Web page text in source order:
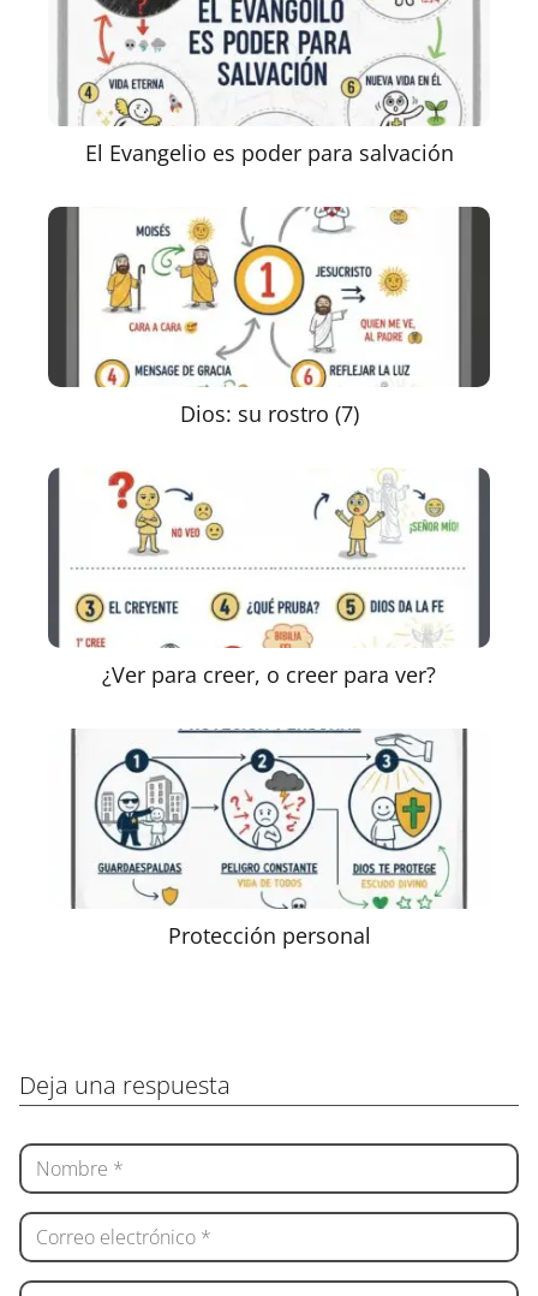
El Evangelio es poder para salvación
Dios: su rostro (7)
¿Ver para creer, o creer para ver?
Protección personal
Deja una respuesta